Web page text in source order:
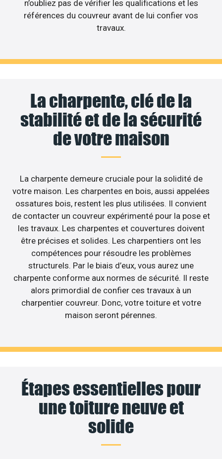
n’oubliez pas de vérifier les qualifications et les
références du couvreur avant de lui confier vos
travaux.
La charpente, clé de la
stabilité et de la sécurité
de votre maison
La charpente demeure cruciale pour la solidité de
votre maison. Les charpentes en bois, aussi appelées
ossatures bois, restent les plus utilisées. Il convient
de contacter un couvreur expérimenté pour la pose et
les travaux. Les charpentes et couvertures doivent
être précises et solides. Les charpentiers ont les
compétences pour résoudre les problèmes
structurels. Par le biais d’eux, vous aurez une
charpente conforme aux normes de sécurité. Il reste
alors primordial de confier ces travaux à un
charpentier couvreur. Donc, votre toiture et votre
maison seront pérennes.
Étapes essentielles pour
une toiture neuve et
solide